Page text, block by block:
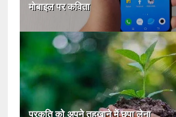
मोबाइल पर कविता
प्रकृति को अपने तहखाने में छुपा लेना